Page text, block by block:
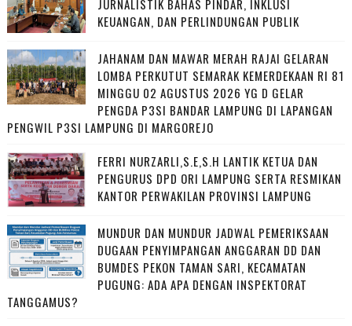
JURNALISTIK BAHAS PINDAR, INKLUSI
KEUANGAN, DAN PERLINDUNGAN PUBLIK
JAHANAM DAN MAWAR MERAH RAJAI GELARAN
LOMBA PERKUTUT SEMARAK KEMERDEKAAN RI 81
MINGGU 02 AGUSTUS 2026 YG D GELAR
PENGDA P3SI BANDAR LAMPUNG DI LAPANGAN
PENGWIL P3SI LAMPUNG DI MARGOREJO
FERRI NURZARLI,S.E,S.H LANTIK KETUA DAN
PENGURUS DPD ORI LAMPUNG SERTA RESMIKAN
KANTOR PERWAKILAN PROVINSI LAMPUNG
MUNDUR DAN MUNDUR JADWAL PEMERIKSAAN
DUGAAN PENYIMPANGAN ANGGARAN DD DAN
BUMDES PEKON TAMAN SARI, KECAMATAN
PUGUNG: ADA APA DENGAN INSPEKTORAT
TANGGAMUS?